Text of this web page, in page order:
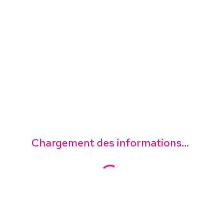
Chargement des informations...